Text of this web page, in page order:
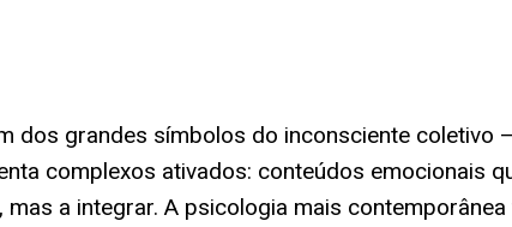
dos grandes símbolos do inconsciente
complexos ativados: conteúdos emocionais
a integrar. A psicologia mais